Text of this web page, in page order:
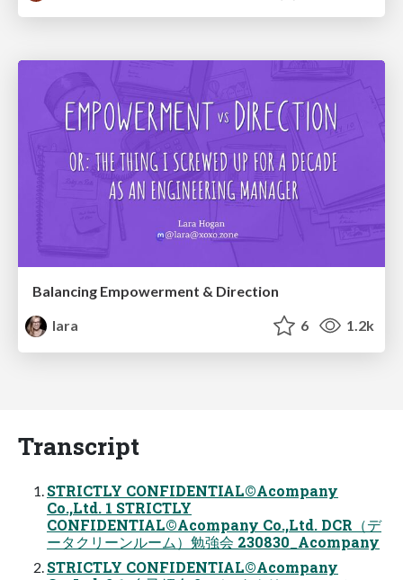
Balancing Empowerment & Direction
lara
6 1.2k
Transcript
STRICTLY CONFIDENTIAL©Acompany
Co.,Ltd. 1 STRICTLY
CONFIDENTIAL©Acompany Co.,Ltd. DCR（デ
ータクリーンルーム）勉強会 230830_Acompany
STRICTLY CONFIDENTIAL©Acompany